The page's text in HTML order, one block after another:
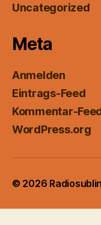
Uncategorized
Meta
Anmelden
Eintrags-Feed
Kommentar-
WordPress.org
© 2026